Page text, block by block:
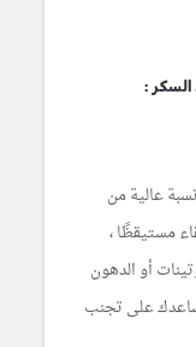
السكر :
عالية من
مستيقظًا ،
أو الدهون
على تجنب